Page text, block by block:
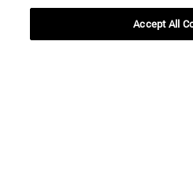
Accesos directos
(abre en nueva
Accept All